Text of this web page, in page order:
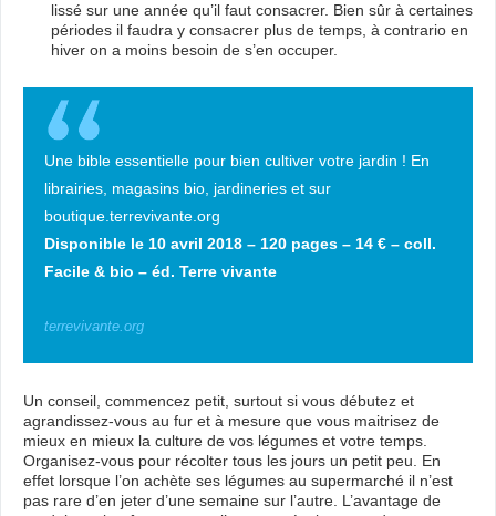
lissé sur une année qu’il faut consacrer. Bien sûr à certaines
périodes il faudra y consacrer plus de temps, à contrario en
hiver on a moins besoin de s’en occuper.
Une bible essentielle pour bien cultiver votre jardin ! En
librairies, magasins bio, jardineries et sur
boutique.terrevivante.org
Disponible le 10 avril 2018 – 120 pages – 14 € – coll.
Facile & bio – éd. Terre vivante
terrevivante.org
Un conseil, commencez petit, surtout si vous débutez et
agrandissez-vous au fur et à mesure que vous maitrisez de
mieux en mieux la culture de vos légumes et votre temps.
Organisez-vous pour récolter tous les jours un petit peu. En
effet lorsque l’on achète ses légumes au supermarché il n’est
pas rare d’en jeter d’une semaine sur l’autre. L’avantage de